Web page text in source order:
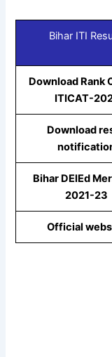
Bihar ITI
Download Rank
ITICAT-
Download
Bihar DElEd
2021-23
Official